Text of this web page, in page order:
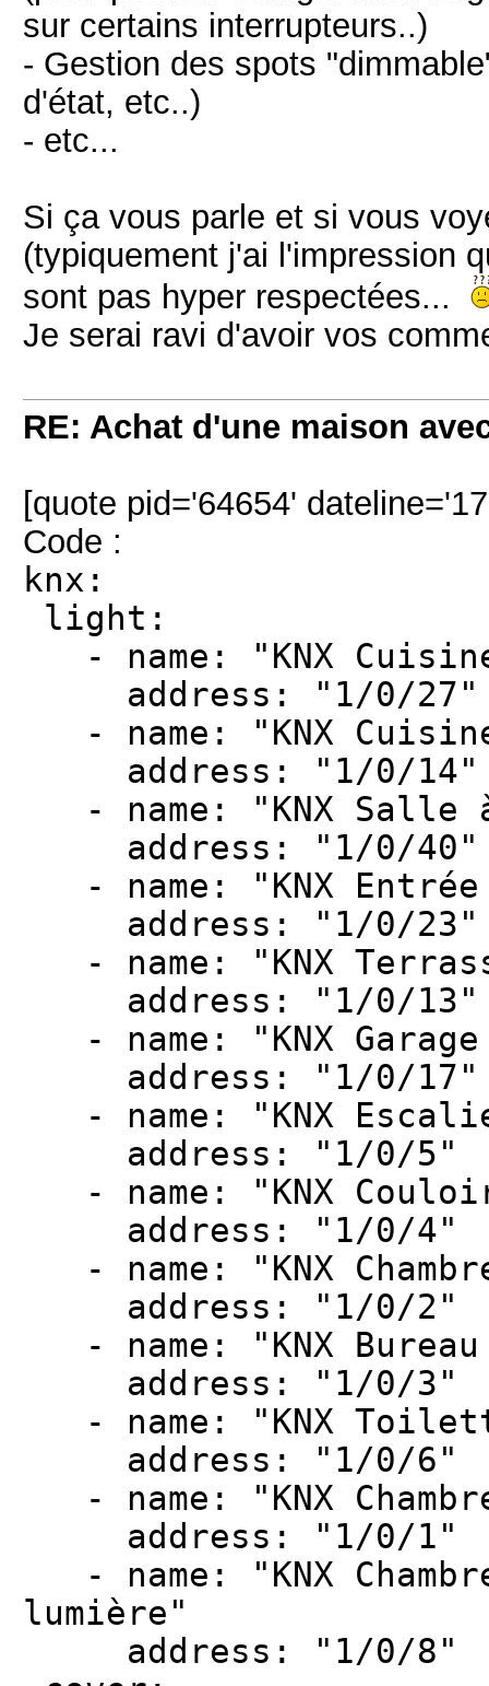
sur certains interrupteurs..)
- Gestion des spots
d'état, etc..)
- etc...
Si ça vous parle et si vous
(typiquement j'ai l'impression
sont pas hyper respectées...
Je serai ravi d'avoir vos
RE: Achat d'une maison
[quote pid='64654'
Code :
knx:
light:
- name: "KNX
address: "1/0/27"
- name: "KNX
address: "1/0/14"
- name: "KNX Salle
address: "1/0/40"
- name: "KNX
address: "1/0/23"
- name: "KNX
address: "1/0/13"
- name: "KNX
address: "1/0/17"
- name: "KNX
address: "1/0/5"
- name: "KNX
address: "1/0/4"
- name: "KNX
address: "1/0/2"
- name: "KNX
address: "1/0/3"
- name: "KNX
address: "1/0/6"
- name: "KNX
address: "1/0/1"
- name: "KNX
lumière"
address: "1/0/8"